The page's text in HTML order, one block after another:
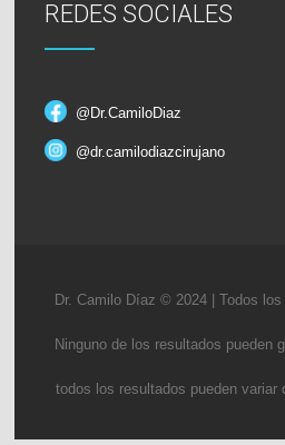
REDES SOCIALES
@Dr.CamiloDiaz
@dr.camilodiazcirujano
Dr. Camilo Díaz © 2024 | Todos
Ninguno de los resultados pueden
todos los resultados pueden variar